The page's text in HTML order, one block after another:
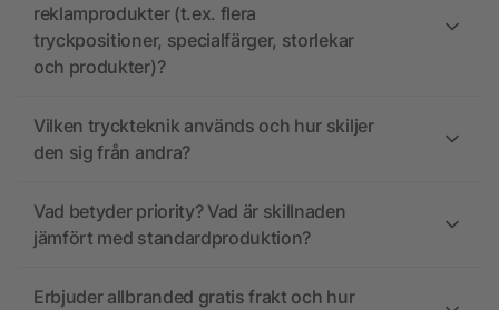
reklamprodukter (t.ex. flera
tryckpositioner, specialfärger, storlekar
och produkter)?
Vilken tryckteknik används och hur skiljer
den sig från andra?
Vad betyder priority? Vad är skillnaden
jämfört med standardproduktion?
Erbjuder allbranded gratis frakt och hur